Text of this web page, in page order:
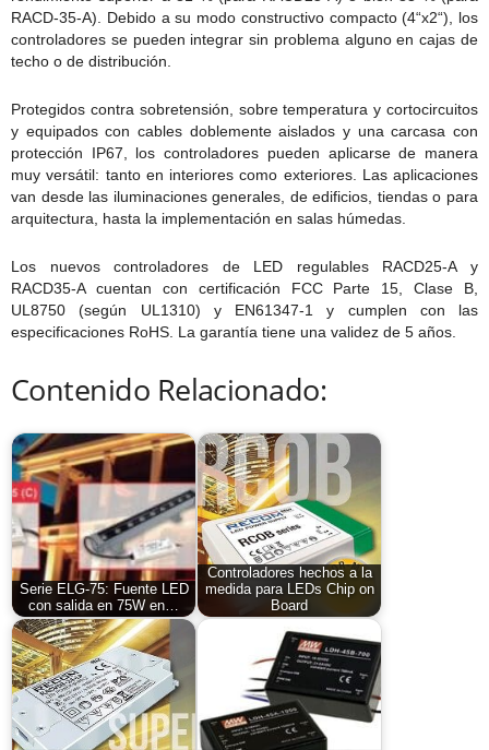
RACD-35-A). Debido a su modo constructivo compacto (4“x2“), los
controladores se pueden integrar sin problema alguno en cajas de
techo o de distribución.
Protegidos contra sobretensión, sobre temperatura y cortocircuitos
y equipados con cables doblemente aislados y una carcasa con
protección IP67, los controladores pueden aplicarse de manera
muy versátil: tanto en interiores como exteriores. Las aplicaciones
van desde las iluminaciones generales, de edificios, tiendas o para
arquitectura, hasta la implementación en salas húmedas.
Los nuevos controladores de LED regulables RACD25-A y
RACD35-A cuentan con certificación FCC Parte 15, Clase B,
UL8750 (según UL1310) y EN61347-1 y cumplen con las
especificaciones RoHS. La garantía tiene una validez de 5 años.
Contenido Relacionado:
Serie ELG-75: Fuente LED
con salida en 75W en…
Controladores hechos a la
medida para LEDs Chip on
Board